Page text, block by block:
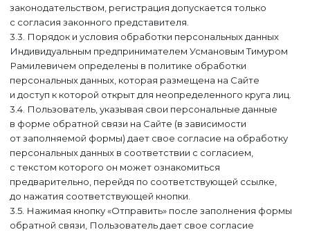
законодательством, регистрация допускается только
с согласия законного представителя.
3.3. Порядок и условия обработки персональных данных
Индивидуальным предпринимателем Усмановым Тимуром
Рамилевичем определены в политике обработки
персональных данных, которая размещена на Сайте
и доступ к которой открыт для неопределенного круга лиц.
3.4. Пользователь, указывая свои персональные данные
в форме обратной связи на Сайте (в зависимости
от заполняемой формы) дает свое согласие на обработку
персональных данных в соответствии с согласием,
с текстом которого он может ознакомиться
предварительно, перейдя по соответствующей ссылке,
до нажатия соответствующей кнопки.
3.5. Нажимая кнопку «Отправить» после заполнения формы
обратной связи, Пользователь дает свое согласие